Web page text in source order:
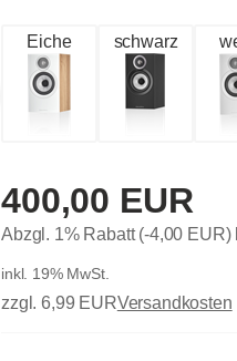
Eiche schwarz
400,00 EUR
Abzgl. 1% Rabatt (-4,00
inkl. 19% MwSt.
zzgl. 6,99 EURVersandkosten